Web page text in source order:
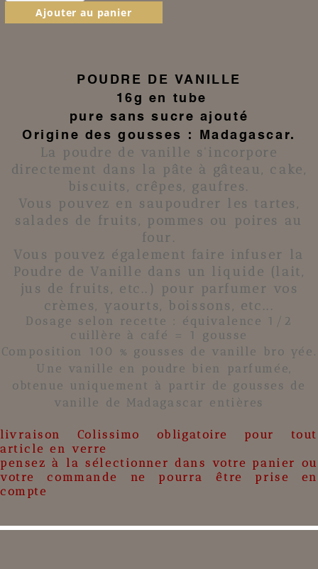
Ajouter au panier
POUDRE DE VANILLE
16g en tube
pure sans sucre ajouté
Origine des gousses : Madagascar.
La poudre de vanille s'incorpore
directement dans la pâte à gâteau, cake,
biscuits , crêpes, gaufres.
Vous pouvez en saupoudrer les tartes,
salades de fruits, pommes ou poires au
four.
Vous pouvez également faire infuser la
Poudre de Vanille dans un liquide (lait,
jus de fruits, etc..) pour parfumer vos
crèmes, yaourts, boissons, etc...
Dosage selon recette : équivalence 1/2
cuillère à café = 1 gousse
Composition 100 % gousses de vanille bro yée .
Une vanille en poudre
bien parfumée,
obtenue uniquement à partir de gousses de
vanille de Madagascar entières
livraison Colissimo obligatoire pour tout
article en verre
pensez à la sélectionner dans votre panier ou
votre commande ne pourra être prise en
compte